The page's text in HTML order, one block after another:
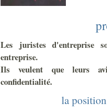
Les juristes d'entreprise
entreprise.
Ils veulent que leurs
confidentialité.
la